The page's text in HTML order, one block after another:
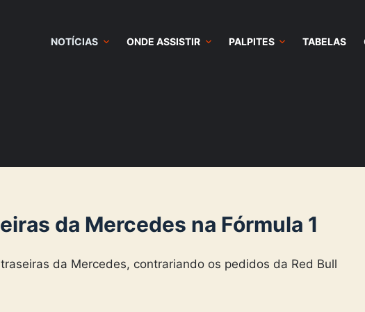
NOTÍCIAS ONDE ASSISTIR PALPITES TABELAS
da Mercedes na Fórmula 1
da Mercedes, contrariando os pedidos da Red Bull